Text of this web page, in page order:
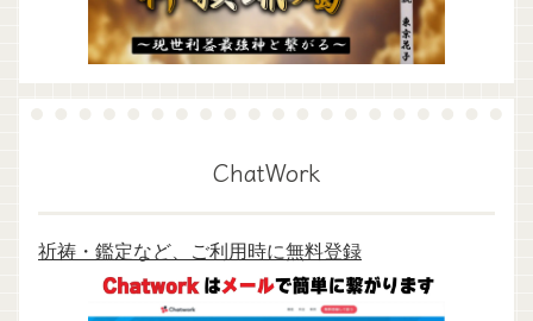
ChatWork
祈祷・鑑定など、ご利用時に無料登録